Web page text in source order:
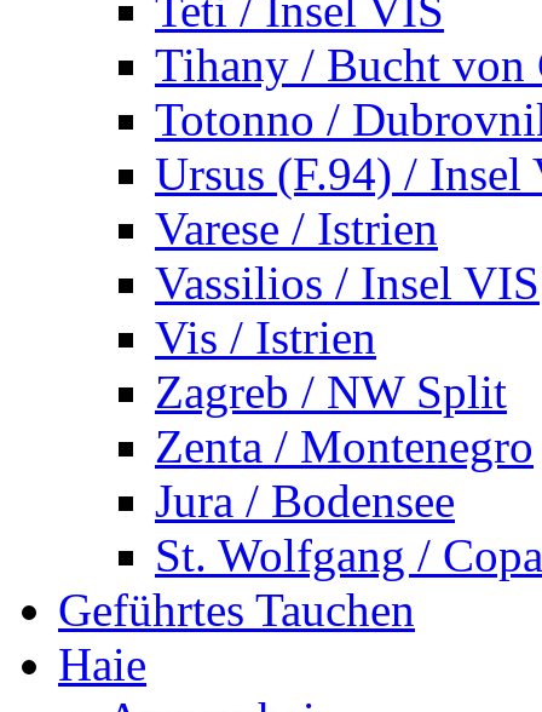
Tihany / Bucht von
Totonno /
Ursus (F.94) / Insel
Varese / Istrien
Vassilios / Insel VIS
Vis / Istrien
Zagreb / NW Split
Zenta / Montenegro
Jura / Bodensee
St. Wolfgang /
Geführtes Tauchen
Haie